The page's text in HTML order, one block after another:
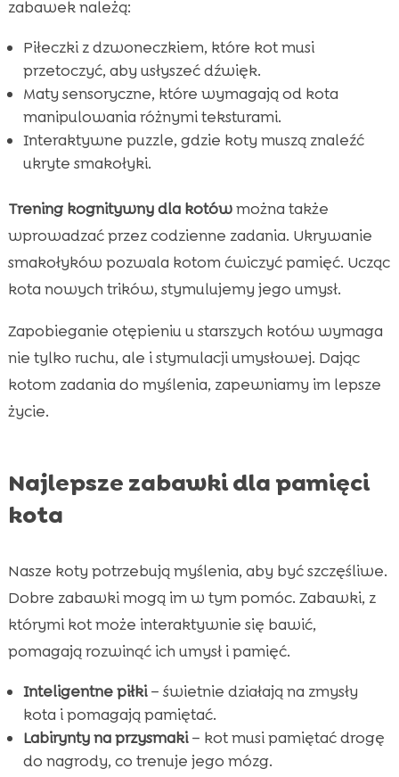
zabawek należą:
Piłeczki z dzwoneczkiem, które kot musi
przetoczyć, aby usłyszeć dźwięk.
Maty sensoryczne, które wymagają od kota
manipulowania różnymi teksturami.
Interaktywne puzzle, gdzie koty muszą znaleźć
ukryte smakołyki.
Trening kognitywny dla kotówmożna także
wprowadzać przez codzienne zadania. Ukrywanie
smakołyków pozwala kotom ćwiczyć pamięć. Ucząc
kota nowych trików, stymulujemy jego umysł.
Zapobieganie otępieniu u starszych kotów wymaga
nie tylko ruchu, ale i stymulacji umysłowej. Dając
kotom zadania do myślenia, zapewniamy im lepsze
życie.
Najlepsze zabawki dla pamięci
kota
Nasze koty potrzebują myślenia, aby być szczęśliwe.
Dobre zabawki mogą im w tym pomóc. Zabawki, z
którymi kot może interaktywnie się bawić,
pomagają rozwinąć ich umysł i pamięć.
Inteligentne piłki– świetnie działają na zmysły
kota i pomagają pamiętać.
Labirynty na przysmaki– kot musi pamiętać drogę
do nagrody, co trenuje jego mózg.